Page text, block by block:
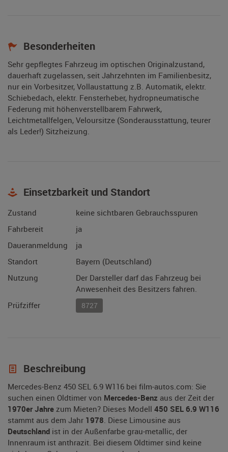
Besonderheiten
Sehr gepflegtes Fahrzeug im optischen Originalzustand,
dauerhaft zugelassen, seit Jahrzehnten im Familienbesitz,
nur ein Vorbesitzer, Vollaustattung z.B. Automatik, elektr.
Schiebedach, elektr. Fensterheber, hydropneumatische
Federung mit höhenverstellbarem Fahrwerk,
Leichtmetallfelgen, Veloursitze (Sonderausstattung, teurer
als Leder!) Sitzheizung.
Einsetzbarkeit und Standort
Zustand
keine sichtbaren Gebrauchsspuren
Fahrbereit
ja
Daueranmeldung
ja
Standort
Bayern (Deutschland)
Nutzung
Der Darsteller darf das Fahrzeug bei
Anwesenheit des Besitzers fahren.
Prüfziffer
8727
Beschreibung
Mercedes-Benz 450 SEL 6.9 W116 bei film-autos.com: Sie
suchen einen Oldtimer von Mercedes-Benz aus der Zeit der
1970er Jahre zum Mieten? Dieses Modell 450 SEL 6.9 W116
stammt aus dem Jahr 1978. Diese Limousine aus
Deutschland ist in der Außenfarbe grau-metallic, der
Innenraum ist anthrazit. Bei diesem Oldtimer sind keine